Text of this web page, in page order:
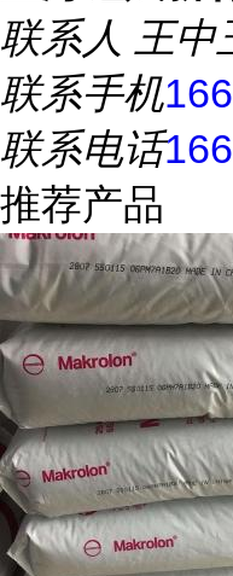
联系人 王中
联系手机
联系电话
推荐产品